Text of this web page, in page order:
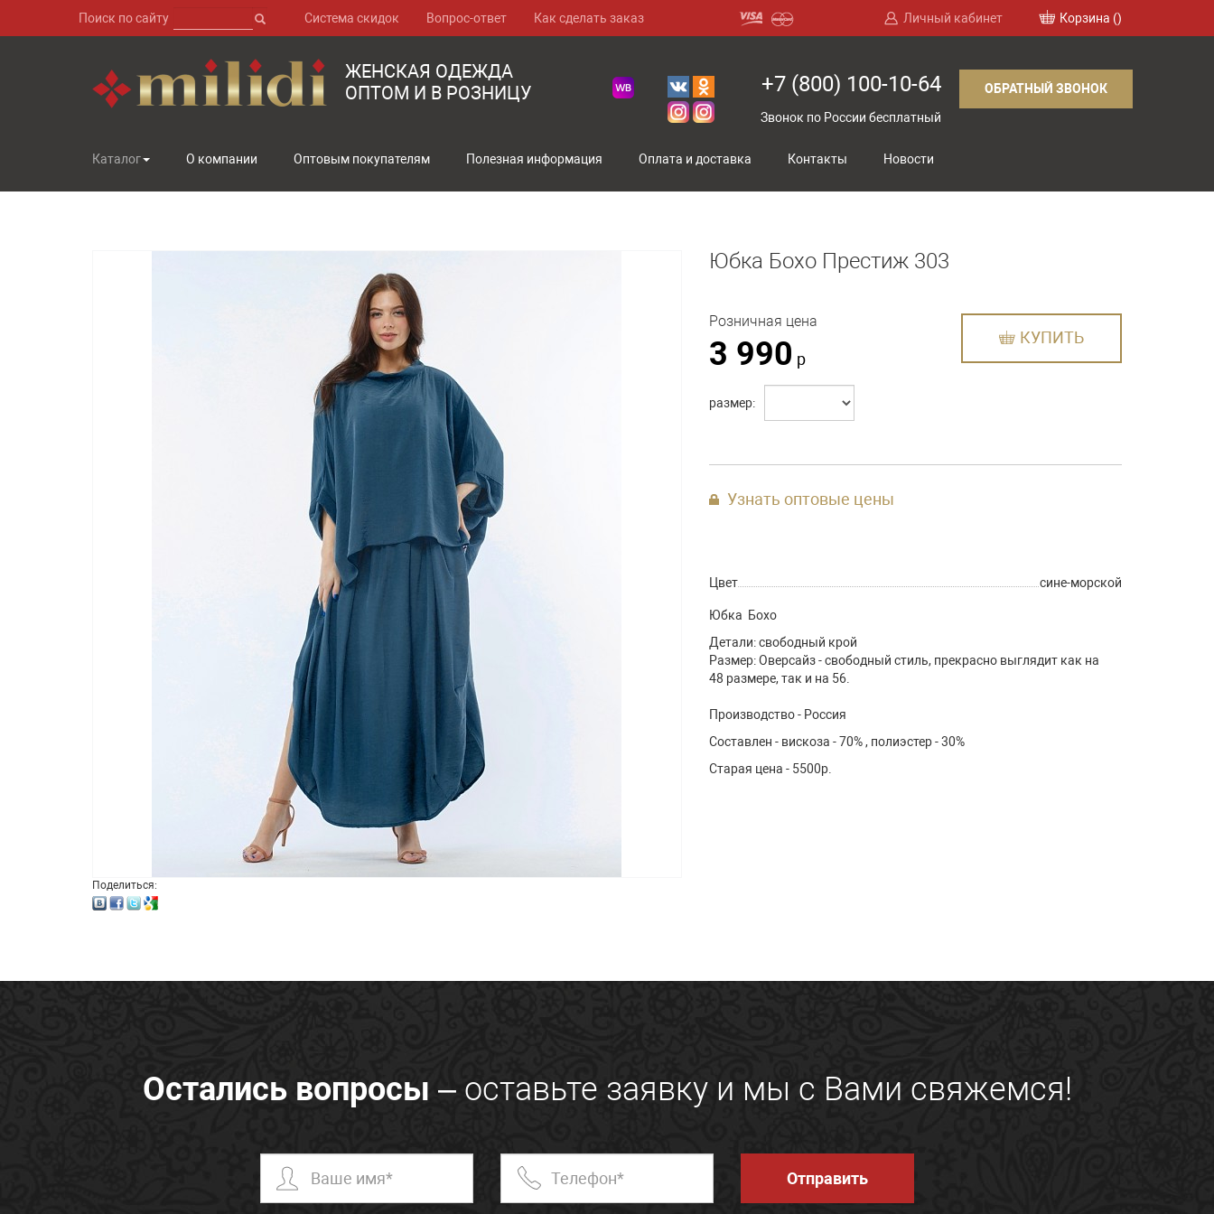
Поиск по сайту Система скидок Вопрос-ответ Как сделать заказ Корзина ()
Личный кабинет
ЖЕНСКАЯ ОДЕЖДА
ОПТОМ И В РОЗНИЦУ
+7 (800) 100-10-64
Звонок по России бесплатный
ОБРАТНЫЙ ЗВОНОК
Каталог О компании Оптовым покупателям Полезная информация Оплата и доставка Контакты Новости
Поделиться:
Юбка Бохо Престиж 303
Розничная цена
3 990 р
КУПИТЬ
размер:
Узнать оптовые цены
Цвет сине-морской
Юбка Бохо
Детали: свободный крой
Размер: Оверсайз - свободный стиль, прекрасно выглядит как на
48 размере, так и на 56.
Производство - Россия
Составлен - вискоза - 70% , полиэстер - 30%
Старая цена - 5500р.
Остались вопросы – оставьте заявку и мы с Вами свяжемся!
Отправить